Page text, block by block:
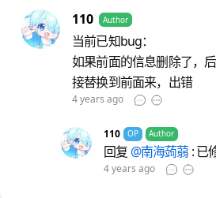
110 Author
当前已知bug：
如果前面的信息删除了，
接替换到前面来，出错
4 years ago
110 OP Author
回复 @南海蒟蒻 : 已
4 years ago